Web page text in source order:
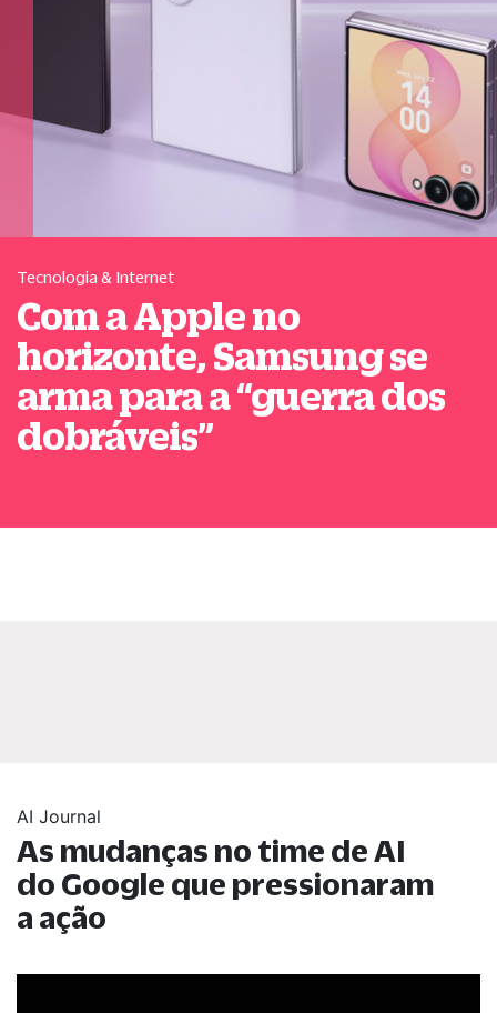
Tecnologia & Internet
Com a Apple no
horizonte, Samsung se
arma para a“guerra dos
dobráveis”
AI Journal
As mudanças no time de AI
do Google que pressionaram
a ação